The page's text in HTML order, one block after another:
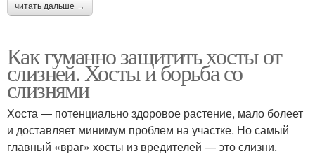
читать дальше →
Как гуманно защитить хосты от
слизней. Хосты и борьба со
слизнями
Хоста — потенциально здоровое растение, мало болеет
и доставляет минимум проблем на участке. Но самый
главный «враг» хосты из вредителей — это слизни.